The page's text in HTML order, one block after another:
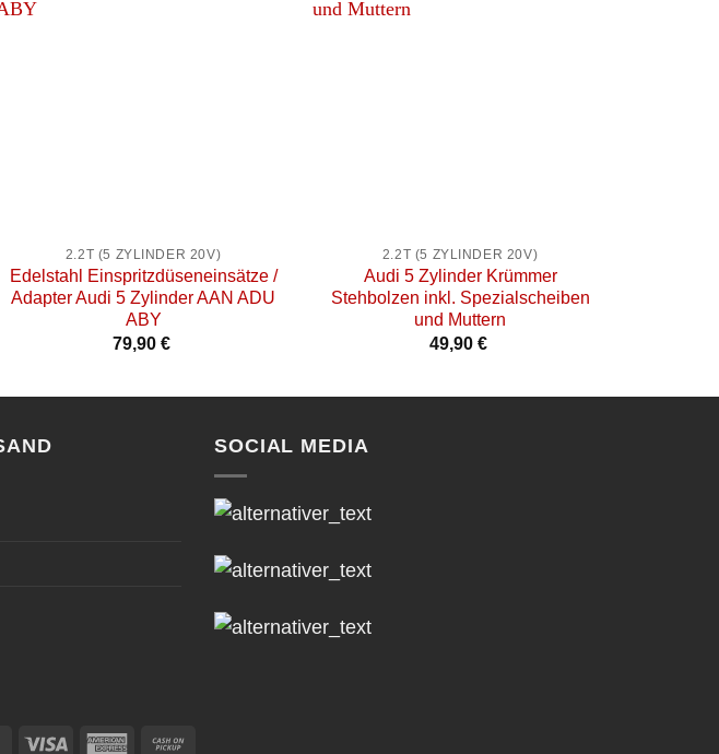
2.2T (5 ZYLINDER 20V)
Edelstahl Einspritzdüseneinsätze /
Adapter Audi 5 Zylinder AAN ADU
ABY
79,90 €
2.2T (5 ZYLINDER 20V)
Audi 5 Zylinder Krümmer
Stehbolzen inkl. Spezialscheiben
und Muttern
49,90 €
SOCIAL MEDIA
MasterCard
Visa American